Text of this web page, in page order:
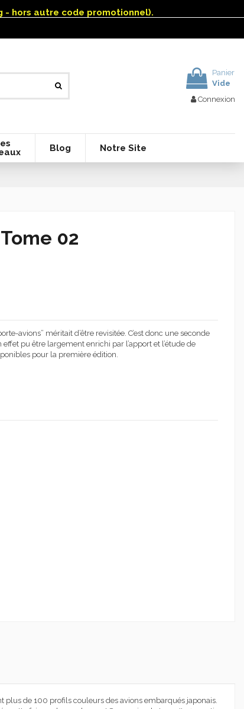
- hors autre code promotionnel).
Panier
Vide
Connexion
Blog Notre Site
02
avions” méritait d’être revisitée. C’est donc une seconde
pu être largement enrichi par l’apport et l’étude de
pour la première édition.
de 100 profils couleurs des avions embarqués japonais.